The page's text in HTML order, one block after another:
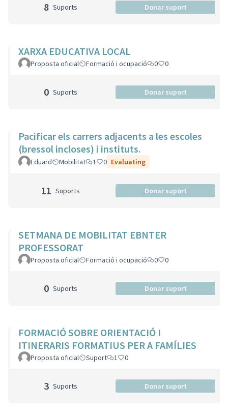
8 Suports Donar suport
XARXA EDUCATIVA LOCAL
Proposta oficial Formació i ocupació 0 0
0 Suports Donar suport
Pacificar els carrers adjacents a les escoles
(bressol incloses) i instituts.
Eduard Mobilitat 1 0 Evaluating
11 Suports Donar suport
SETMANA DE MOBILITAT EBNTER
PROFESSORAT
Proposta oficial Formació i ocupació 0 0
0 Suports Donar suport
FORMACIÓ SOBRE ORIENTACIÓ I
ITINERARIS FORMATIUS PER A FAMÍLIES
Proposta oficial Suport 1 0
3 Suports Donar suport